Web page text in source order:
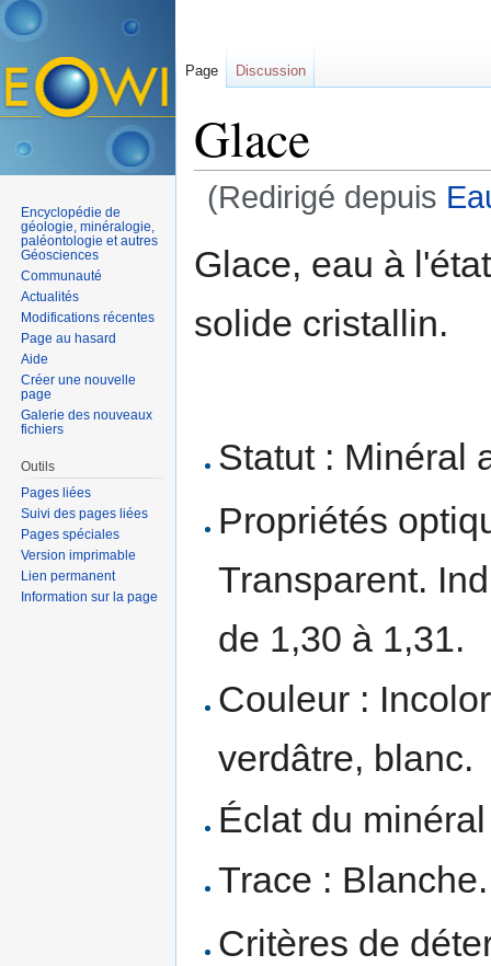
Glace
(Redirigé depuis
Glace, eau à
solide cristallin.
Statut : Minéral
Propriétés
Transparent.
de 1,30 à 1,31.
Couleur :
verdâtre, blanc.
Éclat du
Trace : Blanche.
Critères de
Page Discussion
Encyclopédie de
géologie, minéralogie,
paléontologie et autres
Géosciences
Communauté
Actualités
Modifications récentes
Page au hasard
Aide
Créer une nouvelle
page
Galerie des nouveaux
fichiers
Outils
Pages liées
Suivi des pages liées
Pages spéciales
Version imprimable
Lien permanent
Information sur la page